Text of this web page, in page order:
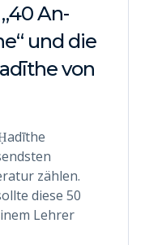
An-
und die
von
zählen.
diese 50
Lehrer